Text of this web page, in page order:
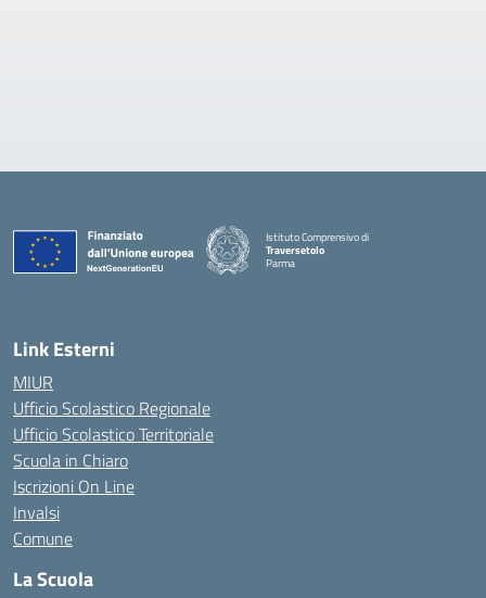
Istituto Comprensivo di
Traversetolo
Parma
Link Esterni
MIUR
Ufficio Scolastico Regionale
Ufficio Scolastico Territoriale
Scuola in Chiaro
Iscrizioni On Line
Invalsi
Comune
La Scuola